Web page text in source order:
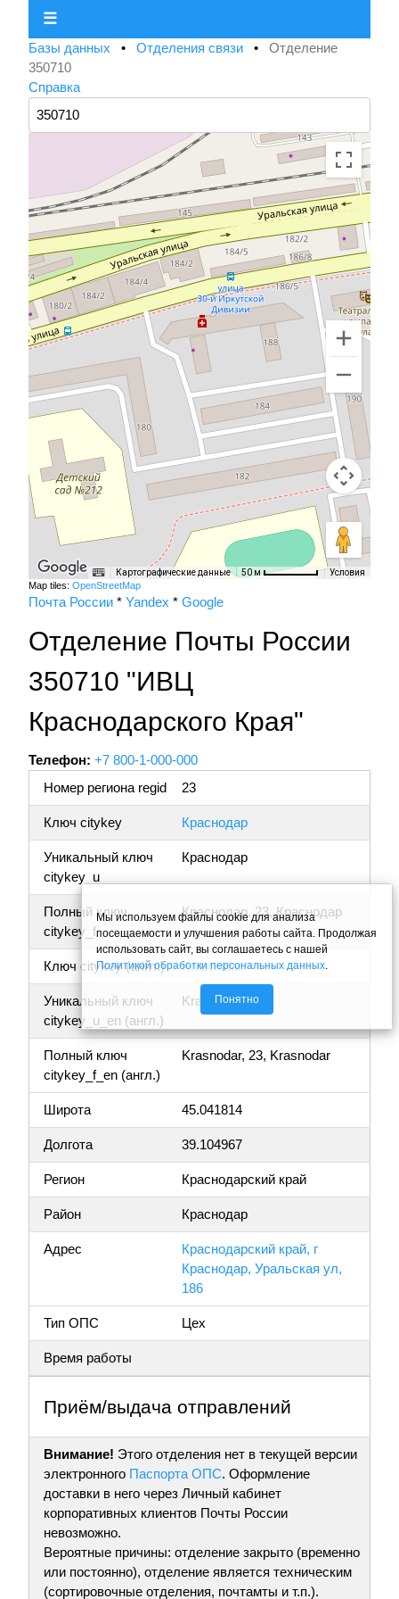
☰
Базы данных • Отделения связи • Отделение
350710
Справка
Картографические данные 50 м Условия
Map tiles: OpenStreetMap
Почта России * Yandex * Google
Отделение Почты России
350710 "ИВЦ
Краснодарского Края"
Телефон: +7 800-1-000-000
Номер региона regid
23
Ключ citykey Краснодар
Уникальный ключ
citykey_u
Краснодар
Полный ключ
citykey_f
Краснодар, 23, Краснодар
Ключ citykey (англ.) Krasnodar
Уникальный ключ
citykey_u_en (англ.)
Krasnodar
Полный ключ
citykey_f_en (англ.)
Krasnodar, 23, Krasnodar
Широта 45.041814
Долгота 39.104967
Регион Краснодарский край
Район Краснодар
Адрес
Краснодарский край, г
Краснодар, Уральская ул,
186
Тип ОПС Цех
Время работы
Приём/выдача отправлений
Внимание! Этого отделения нет в текущей версии
электронного Паспорта ОПС. Оформление
доставки в него через Личный кабинет
корпоративных клиентов Почты России
невозможно.
Вероятные причины: отделение закрыто (временно
или постоянно), отделение является техническим
(сортировочные отделения, почтамты и т.п.).
Мы используем файлы cookie для анализа
посещаемости и улучшения работы сайта. Продолжая
использовать сайт, вы соглашаетесь с нашей
Политикой обработки персональных данных.
Понятно